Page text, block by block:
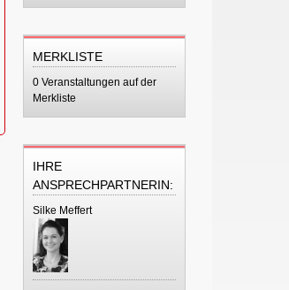
MERKLISTE
0 Veranstaltungen auf der
Merkliste
IHRE
ANSPRECHPARTNERIN:
Silke Meffert